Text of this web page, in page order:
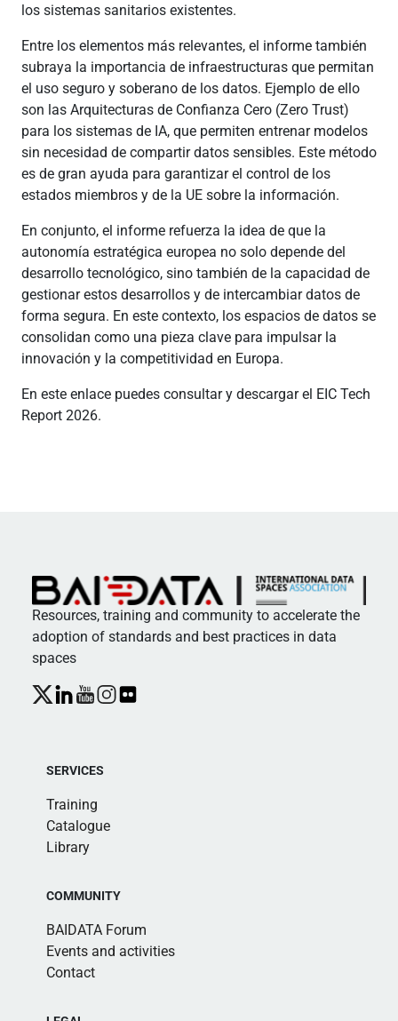
los sistemas sanitarios existentes.
Entre los elementos más relevantes, el informe también
subraya la importancia de infraestructuras que permitan
el uso seguro y soberano de los datos. Ejemplo de ello
son las Arquitecturas de Confianza Cero (Zero Trust)
para los sistemas de IA, que permiten entrenar modelos
sin necesidad de compartir datos sensibles. Este método
es de gran ayuda para garantizar el control de los
estados miembros y de la UE sobre la información.
En conjunto, el informe refuerza la idea de que la
autonomía estratégica europea no solo depende del
desarrollo tecnológico, sino también de la capacidad de
gestionar estos desarrollos y de intercambiar datos de
forma segura. En este contexto, los espacios de datos se
consolidan como una pieza clave para impulsar la
innovación y la competitividad en Europa.
En este enlace puedes consultar y descargar el EIC Tech
Report 2026.
Resources, training and community to accelerate the
adoption of standards and best practices in data
spaces
SERVICES
Training
Catalogue
Library
COMMUNITY
BAIDATA Forum
Events and activities
Contact